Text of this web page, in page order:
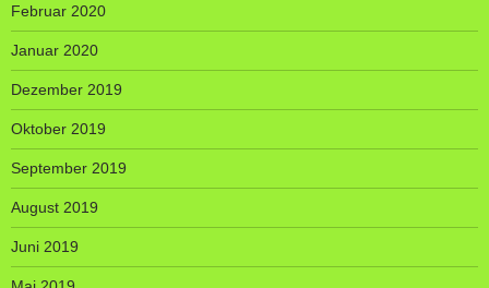
Februar 2020
Januar 2020
Dezember 2019
Oktober 2019
September 2019
August 2019
Juni 2019